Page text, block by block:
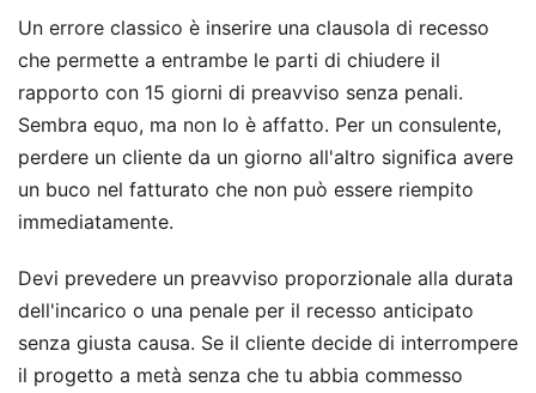
Un errore classico è inserire una clausola di recesso
che permette a entrambe le parti di chiudere il
rapporto con 15 giorni di preavviso senza penali.
Sembra equo, ma non lo è affatto. Per un consulente,
perdere un cliente da un giorno all'altro significa avere
un buco nel fatturato che non può essere riempito
immediatamente.
Devi prevedere un preavviso proporzionale alla durata
dell'incarico o una penale per il recesso anticipato
senza giusta causa. Se il cliente decide di interrompere
il progetto a metà senza che tu abbia commesso